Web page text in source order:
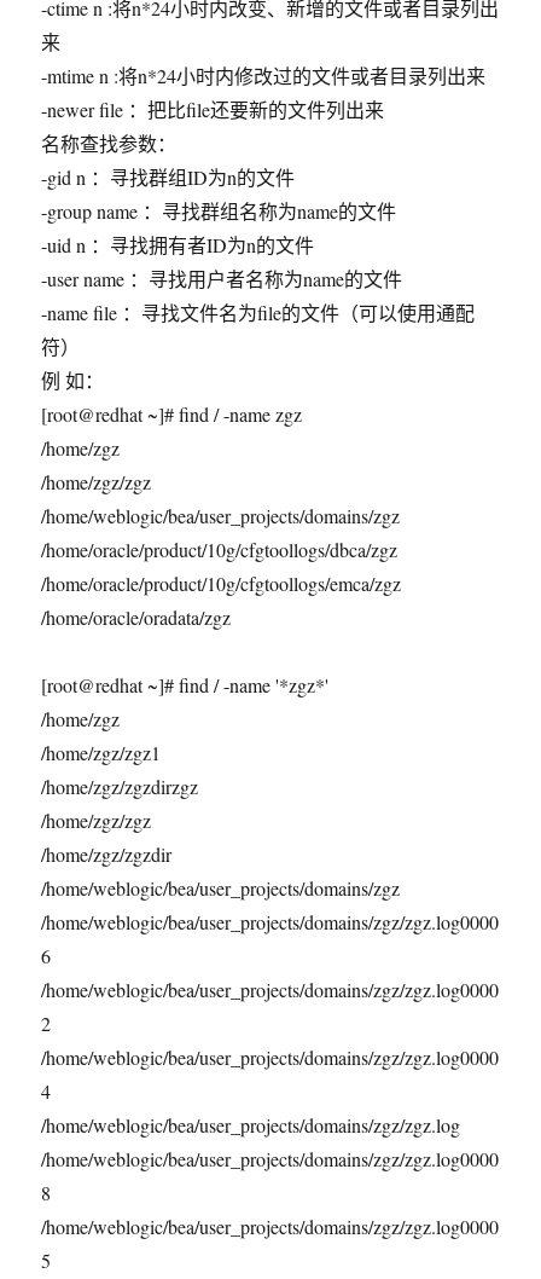
-ctime n :将n*24小时内改变、新增的文件或者目录列出
来
-mtime n :将n*24小时内修改过的文件或者目录列出来
-newer file ：把比file还要新的文件列出来
名称查找参数：
-gid n ：寻找群组ID为n的文件
-group name ：寻找群组名称为name的文件
-uid n ：寻找拥有者ID为n的文件
-user name ：寻找用户者名称为name的文件
-name file ：寻找文件名为file的文件（可以使用通配
符）
例 如：
[root@redhat ~]# find / -name zgz
/home/zgz
/home/zgz/zgz
/home/weblogic/bea/user_projects/domains/zgz
/home/oracle/product/10g/cfgtoollogs/dbca/zgz
/home/oracle/product/10g/cfgtoollogs/emca/zgz
/home/oracle/oradata/zgz
[root@redhat ~]# find / -name '*zgz*'
/home/zgz
/home/zgz/zgz1
/home/zgz/zgzdirzgz
/home/zgz/zgz
/home/zgz/zgzdir
/home/weblogic/bea/user_projects/domains/zgz
/home/weblogic/bea/user_projects/domains/zgz/zgz.log0000
6
/home/weblogic/bea/user_projects/domains/zgz/zgz.log0000
2
/home/weblogic/bea/user_projects/domains/zgz/zgz.log0000
4
/home/weblogic/bea/user_projects/domains/zgz/zgz.log
/home/weblogic/bea/user_projects/domains/zgz/zgz.log0000
8
/home/weblogic/bea/user_projects/domains/zgz/zgz.log0000
5